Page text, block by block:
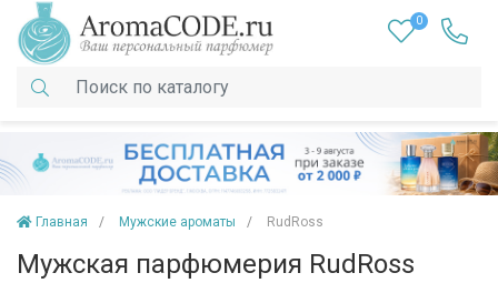
0
Главная Мужские ароматы RudRoss
Мужская парфюмерия RudRoss